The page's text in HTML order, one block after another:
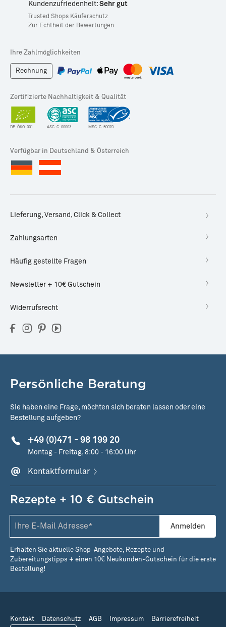
Kundenzufriedenheit: Sehr gut
Trusted Shops Käuferschutz
Zur Echtheit der Bewertungen
Ihre Zahlmöglichkeiten
Rechnung
Zertifizierte Nachhaltigkeit & Qualität
DE-ÖKO-001 ASC-C-00003 MSC-C-50070
Verfügbar in Deutschland & Österreich
Lieferung, Versand, Click & Collect
Zahlungsarten
Häufig gestellte Fragen
Newsletter + 10€ Gutschein
Widerrufsrecht
Persönliche Beratung
Sie haben eine Frage, möchten sich beraten lassen oder eine
Bestellung aufgeben?
+49 (0)471 - 98 199 20
Montag - Freitag, 8:00 - 16:00 Uhr
Kontaktformular
Rezepte + 10 € Gutschein
Anmelden
Erhalten Sie aktuelle Shop-Angebote, Rezepte und
Zubereitungstipps + einen 10€ Neukunden-Gutschein für die erste
Bestellung!
Kontakt Datenschutz AGB Impressum Barrierefreiheit